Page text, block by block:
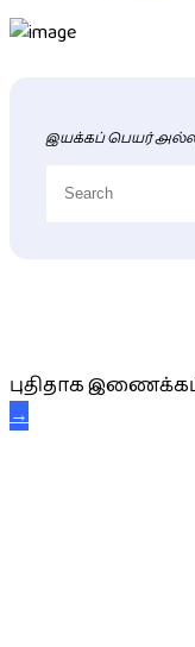
இயக்கப் பெயர்
புதிதாக
→